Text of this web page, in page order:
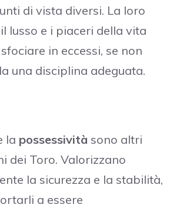
di vista diversi. La loro
lusso e i piaceri della vita
in eccessi, se non
una disciplina adeguata.
la possessività sono altri
dei Toro. Valorizzano
la sicurezza e la stabilità,
a essere